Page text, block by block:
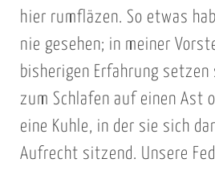
hier rumfläzen. So etwas
nie gesehen; in meiner
bisherigen Erfahrung setzen
zum Schlafen auf einen Ast
eine Kuhle, in der sie sich
Aufrecht sitzend. Unsere